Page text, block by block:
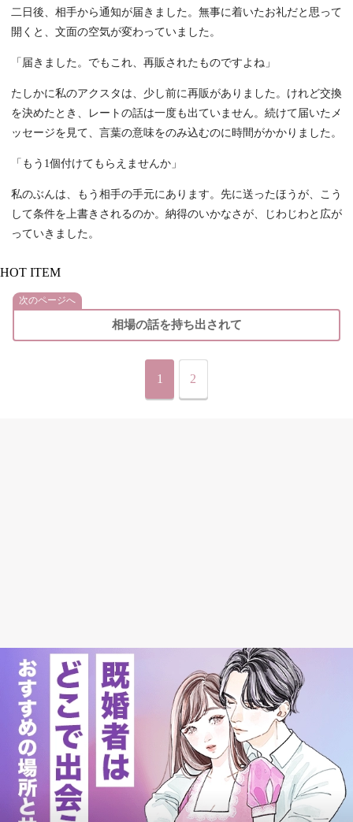
二日後、相手から通知が届きました。無事に着いたお礼だと思って
開くと、文面の空気が変わっていました。
「届きました。でもこれ、再販されたものですよね」
たしかに私のアクスタは、少し前に再販がありました。けれど交換
を決めたとき、レートの話は一度も出ていません。続けて届いたメ
ッセージを見て、言葉の意味をのみ込むのに時間がかかりました。
「もう1個付けてもらえませんか」
私のぶんは、もう相手の手元にあります。先に送ったほうが、こう
して条件を上書きされるのか。納得のいかなさが、じわじわと広が
っていきました。
HOT ITEM
次のページへ
相場の話を持ち出されて
1 2